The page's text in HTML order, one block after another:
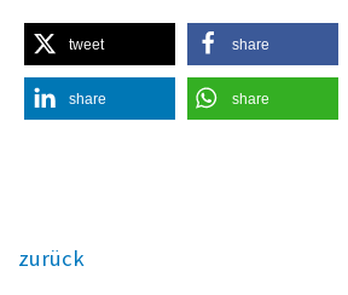
tweet share
share share
zurück